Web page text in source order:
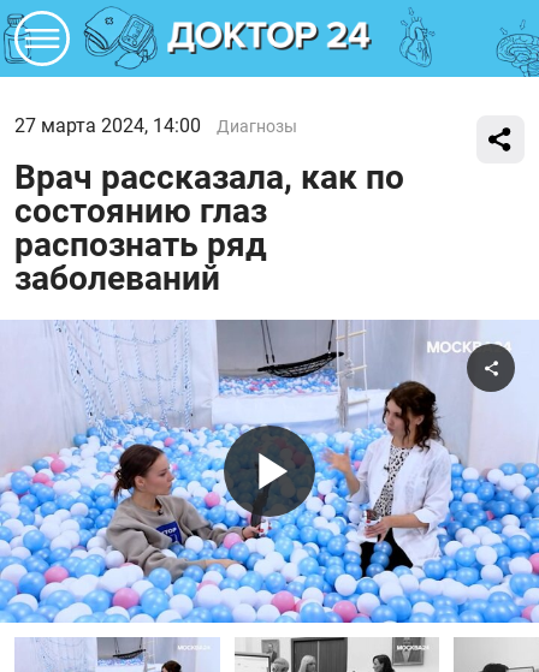
27 марта 2024, 14:00 Диагнозы
Врач рассказала, как по
состоянию глаз
распознать ряд
заболеваний
видео